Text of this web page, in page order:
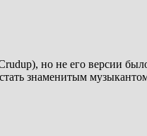
но не его версии
знаменитым